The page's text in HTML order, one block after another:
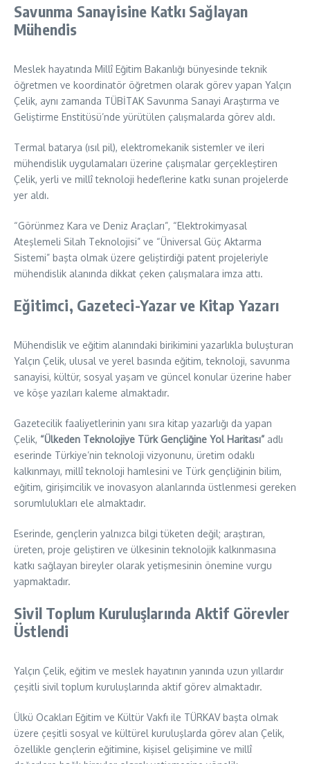
Savunma Sanayisine Katkı Sağlayan
Mühendis
Meslek hayatında Millî Eğitim Bakanlığı bünyesinde teknik
öğretmen ve koordinatör öğretmen olarak görev yapan Yalçın
Çelik, aynı zamanda TÜBİTAK Savunma Sanayi Araştırma ve
Geliştirme Enstitüsü’nde yürütülen çalışmalarda görev aldı.
Termal batarya (ısıl pil), elektromekanik sistemler ve ileri
mühendislik uygulamaları üzerine çalışmalar gerçekleştiren
Çelik, yerli ve millî teknoloji hedeflerine katkı sunan projelerde
yer aldı.
“Görünmez Kara ve Deniz Araçları”, “Elektrokimyasal
Ateşlemeli Silah Teknolojisi” ve “Üniversal Güç Aktarma
Sistemi” başta olmak üzere geliştirdiği patent projeleriyle
mühendislik alanında dikkat çeken çalışmalara imza attı.
Eğitimci, Gazeteci-Yazar ve Kitap Yazarı
Mühendislik ve eğitim alanındaki birikimini yazarlıkla buluşturan
Yalçın Çelik, ulusal ve yerel basında eğitim, teknoloji, savunma
sanayisi, kültür, sosyal yaşam ve güncel konular üzerine haber
ve köşe yazıları kaleme almaktadır.
Gazetecilik faaliyetlerinin yanı sıra kitap yazarlığı da yapan
Çelik, “Ülkeden Teknolojiye Türk Gençliğine Yol Haritası” adlı
eserinde Türkiye’nin teknoloji vizyonunu, üretim odaklı
kalkınmayı, millî teknoloji hamlesini ve Türk gençliğinin bilim,
eğitim, girişimcilik ve inovasyon alanlarında üstlenmesi gereken
sorumlulukları ele almaktadır.
Eserinde, gençlerin yalnızca bilgi tüketen değil; araştıran,
üreten, proje geliştiren ve ülkesinin teknolojik kalkınmasına
katkı sağlayan bireyler olarak yetişmesinin önemine vurgu
yapmaktadır.
Sivil Toplum Kuruluşlarında Aktif Görevler
Üstlendi
Yalçın Çelik, eğitim ve meslek hayatının yanında uzun yıllardır
çeşitli sivil toplum kuruluşlarında aktif görev almaktadır.
Ülkü Ocakları Eğitim ve Kültür Vakfı ile TÜRKAV başta olmak
üzere çeşitli sosyal ve kültürel kuruluşlarda görev alan Çelik,
özellikle gençlerin eğitimine, kişisel gelişimine ve millî